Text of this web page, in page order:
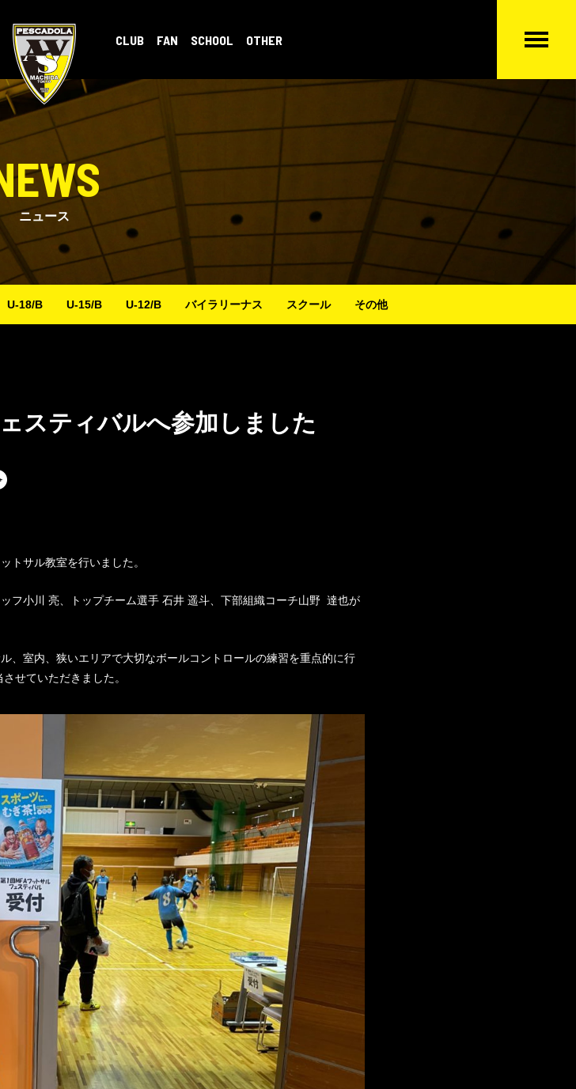
CLUB FAN SCHOOL OTHER
ニュース
U-18/B U-15/B U-12/B バイラリーナス スクール その他
スティバルへ参加しました
トサル教室を行いました。
フ小川 亮、トップチーム選手 石井 遥斗、下部組織コーチ山野 達也が
、室内、狭いエリアで大切なボールコントロールの練習を重点的に行
せていただきました。